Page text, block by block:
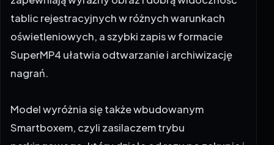
oświetleniowych, a szybki zapis w formacie
SuperMP4 ułatwia odtwarzanie i archiwizację
Smartboxem, czyli zasilaczem trybu
nie wymaga instalowania dodatkowych